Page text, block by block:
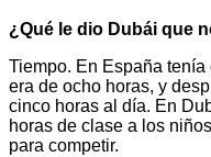
¿Qué le dio Dubái que
Tiempo. En España
era de ocho horas, y
cinco horas al día. En
horas de clase a los
para competir.